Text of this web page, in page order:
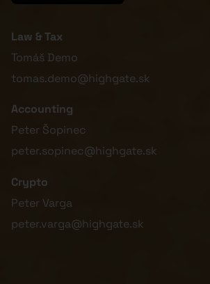
Law & Tax
Tomáš Demo
tomas.demo@highgate.sk
Accounting
Peter Šopinec
peter.sopinec@highgate.sk
Crypto
Peter Varga
peter.varga@highgate.sk